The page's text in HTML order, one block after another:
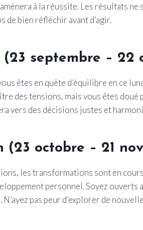
à la réussite. Les résultats
de bien réfléchir avant d’agir.
(23 septembre – 22
êtes en quête d’équilibre en ce
des tensions, mais vous êtes
vers des décisions justes et
(23 octobre – 21
les transformations sont en
personnel. Soyez
pas peur d’explorer de